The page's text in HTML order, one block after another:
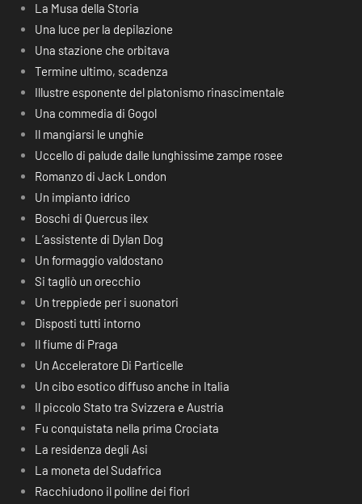
La Musa della Storia
Una luce per la depilazione
Una stazione che orbitava
Termine ultimo, scadenza
Illustre esponente del platonismo rinascimentale
Una commedia di Gogol
Il mangiarsi le unghie
Uccello di palude dalle lunghissime zampe rosee
Romanzo di Jack London
Un impianto idrico
Boschi di Quercus ilex
L’assistente di Dylan Dog
Un formaggio valdostano
Si tagliò un orecchio
Un treppiede per i suonatori
Disposti tutti intorno
Il fiume di Praga
Un Acceleratore Di Particelle
Un cibo esotico diffuso anche in Italia
Il piccolo Stato tra Svizzera e Austria
Fu conquistata nella prima Crociata
La residenza degli Asi
La moneta del Sudafrica
Racchiudono il polline dei fiori